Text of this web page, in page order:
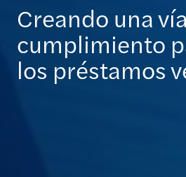
Creando una
cumplimiento
los préstamos